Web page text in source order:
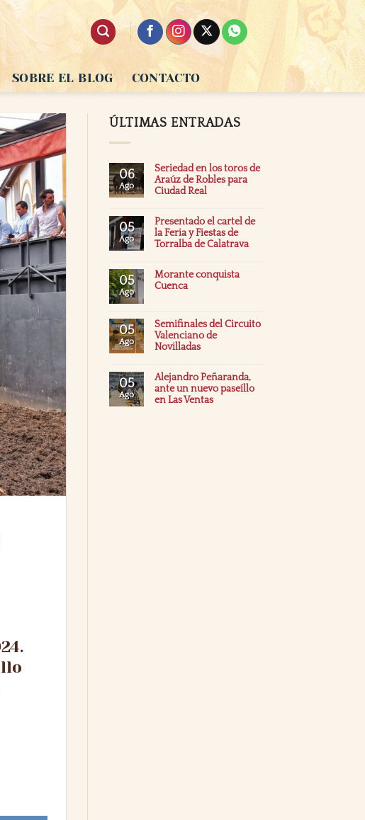
SOBRE EL BLOG CONTACTO
ÚLTIMAS ENTRADAS
06
Ago
Seriedad en los toros de
Araúz de Robles para
Ciudad Real
05
Ago
Presentado el cartel de
la Feria y Fiestas de
Torralba de Calatrava
05
Ago
Morante conquista
Cuenca
05
Ago
Semifinales del Circuito
Valenciano de
Novilladas
05
Ago
Alejandro Peñaranda,
ante un nuevo paseíllo
en Las Ventas